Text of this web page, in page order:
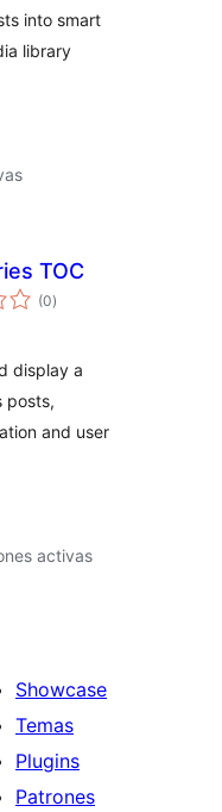
into smart
library
TOC
(0evaluación
total
)
display a
posts,
and user
activas
Showcase
Temas
Plugins
Patrones